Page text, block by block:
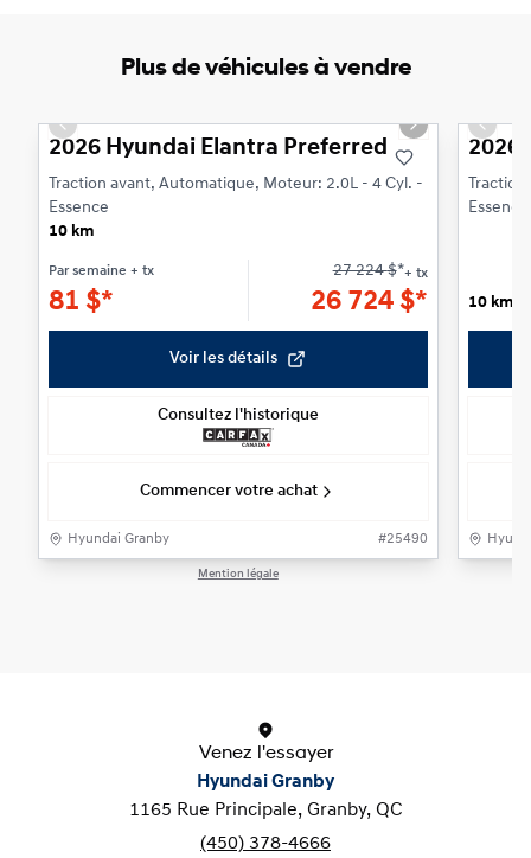
Plus de véhicules à vendre
Previous slide Next slide
2026 Hyundai Elantra Preferred
Traction avant, Automatique, Moteur: 2.0L - 4 Cyl. -
Essence
10 km
Par semaine + tx
81 $*
27 224$*+ tx
26 724 $*
Voir les détails
Consultez l'historique
Commencer votre achat
Hyundai Granby #25490
Mention légale
2026
Essence
10 km
Venez l'essayer
Hyundai Granby
1165 Rue Principale, Granby, QC
(450) 378-4666